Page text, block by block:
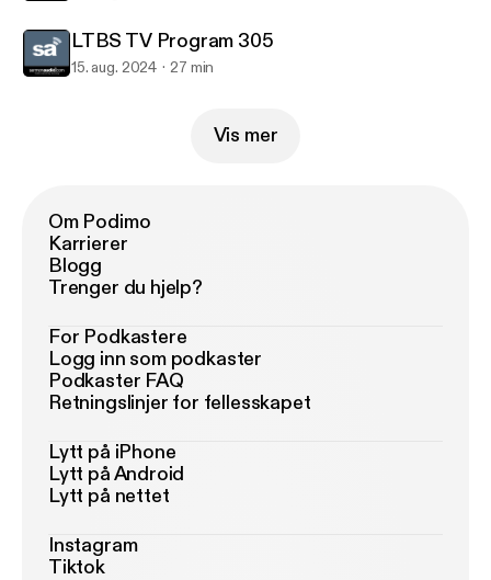
LTBS TV Program 305
15. aug. 2024 27 min
Vis mer
Om Podimo
Karrierer
Blogg
Trenger du hjelp?
For Podkastere
Logg inn som podkaster
Podkaster FAQ
Retningslinjer for fellesskapet
Lytt på iPhone
Lytt på Android
Lytt på nettet
Instagram
Tiktok